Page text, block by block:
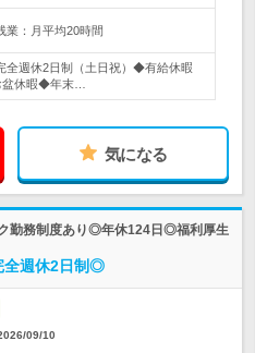
業：月平均20時間
全週休2日制（土日祝）◆有給休暇
盆休暇◆年末…
気になる
勤務制度あり◎年休124日◎福利厚生
全週休2日制◎
09/10